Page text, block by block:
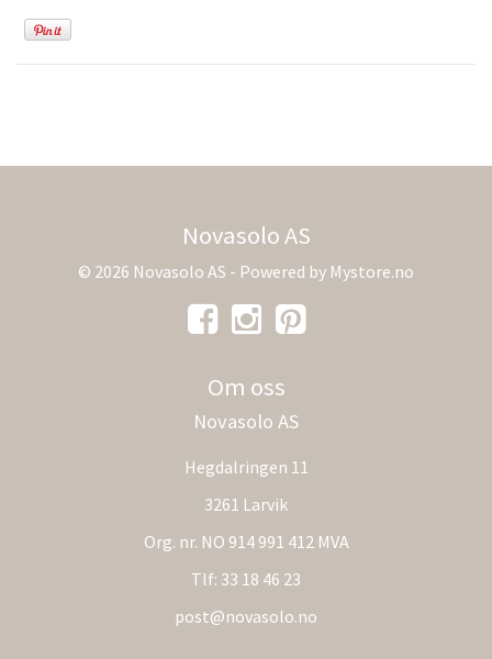
Novasolo AS
© 2026 Novasolo AS - Powered by Mystore.no
Om oss
Novasolo AS
Hegdalringen 11
3261 Larvik
Org. nr. NO 914 991 412 MVA
Tlf: 33 18 46 23
post@novasolo.no